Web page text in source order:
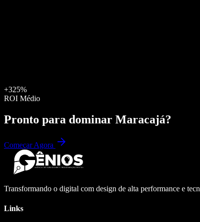
+325%
ROI Médio
Pronto para dominar Maracajá?
Começar Agora
Transformando o digital com design de alta performance e
Links